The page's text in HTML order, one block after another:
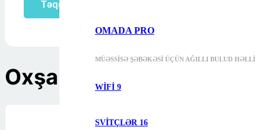
OMADA PRO
MÜƏSSISƏ ŞƏBƏKƏSI ÜÇÜN AĞILLI BULUD HƏLLI
WIFI 9
SVITÇLƏR 16
Oxşar məhsullar